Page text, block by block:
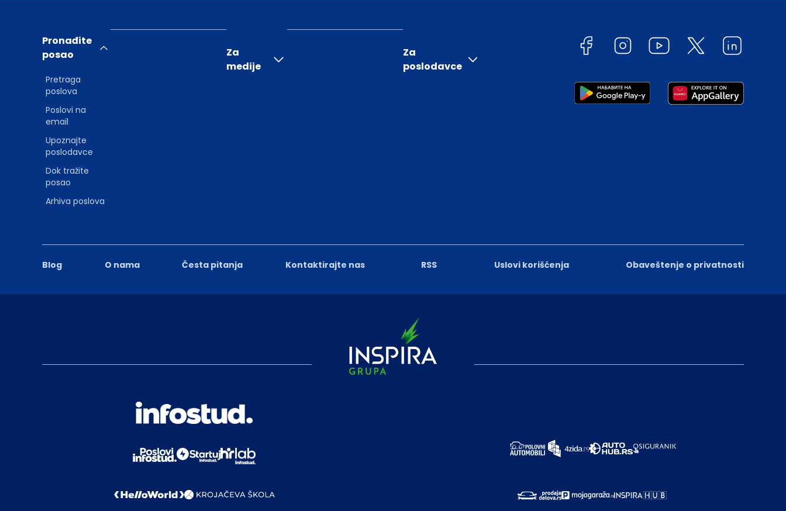
Blog O nama Česta pitanja Kontaktirajte nas RSS Uslovi korišćenja Obaveštenje o privatnosti
Pronađite
posao
Pretraga
poslova
Poslovi na
email
Upoznajte
poslodavce
Dok tražite
posao
Arhiva poslova
Za
medije
Za
poslodavce